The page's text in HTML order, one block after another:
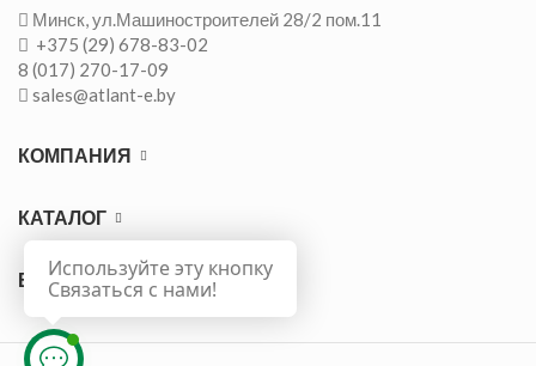
Минск, ул.Машиностроителей 28/2 пом.11
+375 (29) 678-83-02
8 (017) 270-17-09
sales@atlant-e.by
КОМПАНИЯ
КАТАЛОГ
ВАЖНО
Используйте эту кнопку
Связаться с нами!